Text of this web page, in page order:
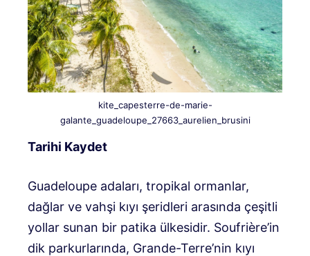
kite_capesterre-de-marie-
galante_guadeloupe_27663_aurelien_brusini
Tarihi Kaydet
Guadeloupe adaları, tropikal ormanlar,
dağlar ve vahşi kıyı şeridleri arasında çeşitli
yollar sunan bir patika ülkesidir. Soufrière’in
dik parkurlarında, Grande-Terre’nin kıyı